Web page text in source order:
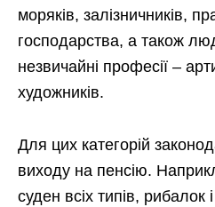
моряків, залізничників,
господарства, а також
незвичайні професії –
художників.
Для цих категорій
виходу на пенсію.
суден всіх типів, рибалок